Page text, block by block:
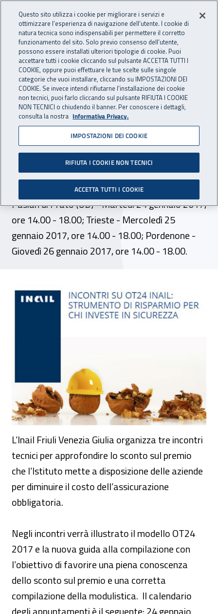
INAIL - Istituto Nazionale
Apri cerca
Navigazione principale
Navigazione - Ti trovi in:
Home Inail comunica Eventi
dal 24 al 26 gennaio 2017
Incontri informativi
sull’OT24 in Friuli Venezia
Giulia
Pasian di Prato (UD) - Martedì 24 gennaio 2017,
ore 14.00 - 18.00; Trieste - Mercoledì 25
gennaio 2017, ore 14.00 - 18.00; Pordenone -
Giovedì 26 gennaio 2017, ore 14.00 - 18.00.
Incontri informativi sull’OT24 in Friuli
L’Inail Friuli Venezia Giulia organizza tre incontri
tecnici per approfondire lo sconto sul premio
che l’Istituto mette a disposizione delle aziende
per diminuire il costo dell’assicurazione
obbligatoria.
Negli incontri verrà illustrato il modello OT24
2017 e la nuova guida alla compilazione con
l’obiettivo di favorire una piena conoscenza
dello sconto sul premio e una corretta
compilazione della modulistica. Il calendario
Questo sito utilizza i cookie per migliorare i servizi e
ottimizzare l’esperienza di navigazione dell’utente. I cookie di
natura tecnica sono indispensabili per permettere il corretto
funzionamento del sito. Solo previo consenso dell’utente,
possono essere installati ulteriori tipologie di cookie. Puoi
accettare tutti i cookie cliccando sul pulsante ACCETTA TUTTI I
COOKIE, oppure puoi effettuare le tue scelte sulle singole
categorie che vuoi installare, cliccando su IMPOSTAZIONI DEI
COOKIE. Se invece intendi rifiutarne l’installazione dei cookie
non tecnici, puoi farlo cliccando sul pulsante RIFIUTA I COOKIE
NON TECNICI o chiudendo il banner. Per conoscere i dettagli,
consulta la nostra Informativa Privacy.
IMPOSTAZIONI DEI COOKIE
RIFIUTA I COOKIE NON TECNICI
ACCETTA TUTTI I COOKIE